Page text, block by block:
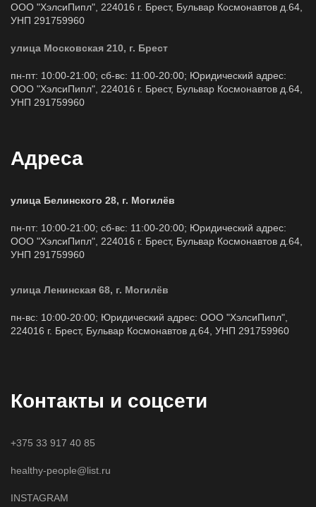
ООО "ХэлсиПипл", 224016 г. Брест, Бульвар Космонавтов д.64,
УНП 291759960
улица Московская 210, г. Брест
пн-пт: 10:00-21:00; сб-вс: 11:00-20:00; Юридический адрес:
ООО "ХэлсиПипл", 224016 г. Брест, Бульвар Космонавтов д.64,
УНП 291759960
Адреса
улица Белинского 28, г. Могилёв
пн-пт: 10:00-21:00; сб-вс: 11:00-20:00; Юридический адрес:
ООО "ХэлсиПипл", 224016 г. Брест, Бульвар Космонавтов д.64,
УНП 291759960
улица Ленинская 68, г. Могилёв
пн-вс: 10:00-20:00; Юридический адрес: ООО "ХэлсиПипл",
224016 г. Брест, Бульвар Космонавтов д.64, УНП 291759960
Контакты и соцсети
+375 33 917 40 85
healthy-people@list.ru
INSTAGRAM